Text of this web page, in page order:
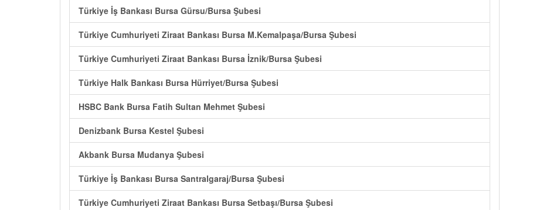
Türkiye İş Bankası Bursa Gürsu/Bursa Şubesi
Türkiye Cumhuriyeti Ziraat Bankası Bursa M.Kemalpaşa/Bursa Şubesi
Türkiye Cumhuriyeti Ziraat Bankası Bursa İznik/Bursa Şubesi
Türkiye Halk Bankası Bursa Hürriyet/Bursa Şubesi
HSBC Bank Bursa Fatih Sultan Mehmet Şubesi
Denizbank Bursa Kestel Şubesi
Akbank Bursa Mudanya Şubesi
Türkiye İş Bankası Bursa Santralgaraj/Bursa Şubesi
Türkiye Cumhuriyeti Ziraat Bankası Bursa Setbaşı/Bursa Şubesi